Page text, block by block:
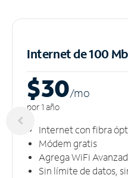
Internet de 100
$30/mo
por 1 año
Internet con fibra
Módem gratis
Agrega WiFi
Sin límite de datos,